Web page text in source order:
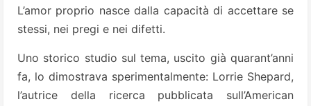
L’amor proprio nasce dalla capacità di accettare se
stessi, nei pregi e nei difetti.
Uno storico studio sul tema, uscito già quarant’anni
fa, lo dimostrava sperimentalmente: Lorrie Shepard,
l’autrice della ricerca pubblicata sull’American